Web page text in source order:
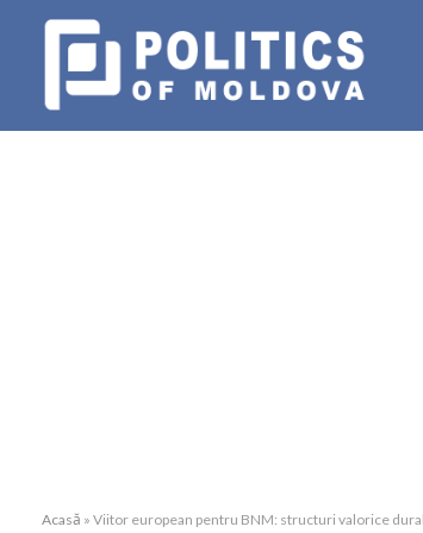
Acasă » Viitor european pentru BNM: structuri valorice